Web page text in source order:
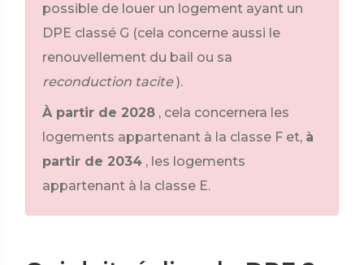
possible de louer un logement ayant un
DPE classé G (cela concerne aussi le
renouvellement du bail ou sa
reconduction tacite ).
À partir de 2028 , cela concernera les
logements appartenant à la classe F et, à
partir de 2034 , les logements
appartenant à la classe E.